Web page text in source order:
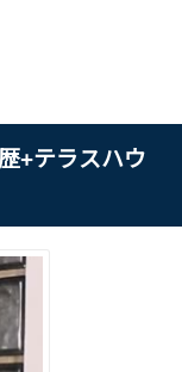
+テラスハウ